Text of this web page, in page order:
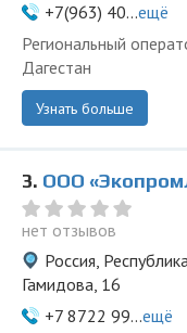
+7(963) 40...ещё
Региональный
Дагестан
Узнать больше
3. ООО
нет отзывов
Россия,
Гамидова, 16
+7 8722 99...ещё